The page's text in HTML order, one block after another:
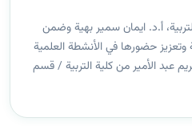
أ.د. ايمان سمير بهية وضمن
حضورها في الأنشطة العلمية
عبد الأمير من كلية التربية / قسم
وريادة الأعمال الثاني...